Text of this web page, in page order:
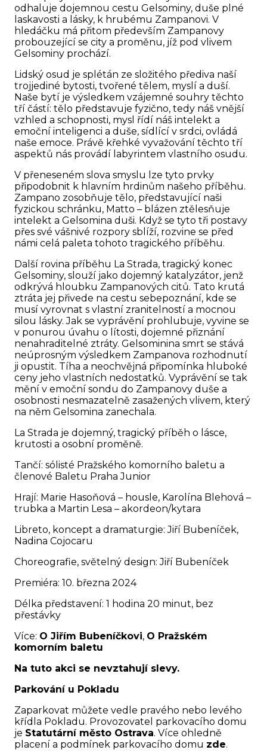
odhaluje dojemnou cestu Gelsominy, duše plné
laskavosti a lásky, k hrubému Zampanovi. V
hledáčku má přitom především Zampanovy
probouzející se city a proměnu, jíž pod vlivem
Gelsominy prochází.
Lidský osud je splétán ze složitého přediva naší
trojjediné bytosti, tvořené tělem, myslí a duší.
Naše bytí je výsledkem vzájemné souhry těchto
tří částí: tělo představuje fyzično, tedy náš vnější
vzhled a schopnosti, mysl řídí náš intelekt a
emoční inteligenci a duše, sídlící v srdci, ovládá
naše emoce. Právě křehké vyvažování těchto tří
aspektů nás provádí labyrintem vlastního osudu.
V přeneseném slova smyslu lze tyto prvky
připodobnit k hlavním hrdinům našeho příběhu.
Zampano zosobňuje tělo, představující naši
fyzickou schránku, Matto – blázen ztělesňuje
intelekt a Gelsomina duši. Když se tyto tři postavy
přes své vášnivé rozpory sblíží, rozvine se před
námi celá paleta tohoto tragického příběhu.
Další rovina příběhu La Strada, tragický konec
Gelsominy, slouží jako dojemný katalyzátor, jenž
odkrývá hloubku Zampanových citů. Tato krutá
ztráta jej přivede na cestu sebepoznání, kde se
musí vyrovnat s vlastní zranitelností a mocnou
silou lásky. Jak se vyprávění prohlubuje, vyvine se
v ponurou úvahu o lítosti, dojemné přiznání
nenahraditelné ztráty. Gelsominina smrt se stává
neúprosným výsledkem Zampanova rozhodnutí
ji opustit. Tíha a neochvějná připomínka hluboké
ceny jeho vlastních nedostatků. Vyprávění se tak
mění v emoční sondu do Zampanovy duše a
osobnosti nesmazatelně zasažených vlivem, který
na něm Gelsomina zanechala.
La Strada je dojemný, tragický příběh o lásce,
krutosti a osobní proměně.
Tančí: sólisté Pražského komorního baletu a
členové Baletu Praha Junior
Hrají: Marie Hasoňová – housle, Karolína Blehová –
trubka a Martin Lesa – akordeon/kytara
Libreto, koncept a dramaturgie: Jiří Bubeníček,
Nadina Cojocaru
Choreografie, světelný design: Jiří Bubeníček
Premiéra: 10. března 2024
Délka představení: 1 hodina 20 minut, bez
přestávky
Více: O Jiřím Bubeníčkovi, O Pražském
komorním baletu
Na tuto akci se nevztahují slevy.
Parkování u Pokladu
Zaparkovat můžete vedle pravého nebo levého
křídla Pokladu. Provozovatel parkovacího domu
je Statutární město Ostrava. Více ohledně
placení a podmínek parkovacího domu zde.